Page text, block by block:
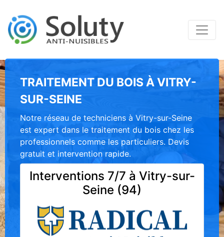
TRAITEMENT DU BOIS À VITRY-
SUR-SEINE
Notre réseau de techniciens à Vitry-sur-Seine
est expert dans le traitement du bois chez les
professionnels comme les particuliers. Devis
gratuit et intervention rapide.
Interventions 7/7 à Vitry-sur-
Seine (94)